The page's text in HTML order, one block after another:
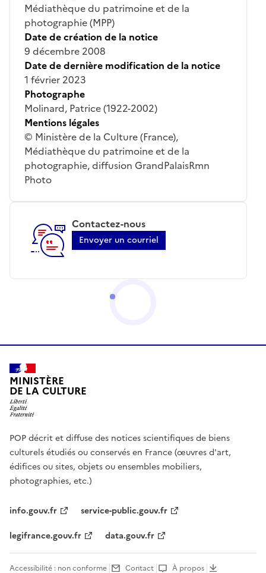
Médiathèque du patrimoine et de la
photographie (MPP)
Date de création de la notice
9 décembre 2008
Date de dernière modification de la notice
1 février 2023
Photographe
Molinard, Patrice (1922-2002)
Mentions légales
© Ministère de la Culture (France),
Médiathèque du patrimoine et de la
photographie, diffusion GrandPalaisRmn
Photo
Contactez-nous
Envoyer un courriel
MINISTÈRE
DE LA CULTURE
POP décrit et diffuse des notices scientifiques de biens
culturels étudiés ou conservés en France (œuvres d'art,
édifices ou sites, objets ou ensembles mobiliers,
photographies, etc.)
info.gouv.fr
service-public.gouv.fr
legifrance.gouv.fr
data.gouv.fr
Accessibilité : non conforme Contact À propos